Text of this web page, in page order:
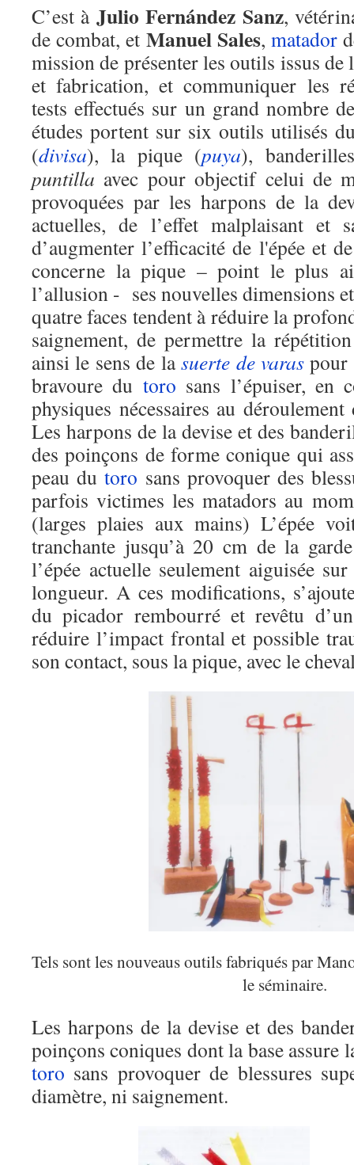
C’est à Julio Fernández Sanz,
de combat, et Manuel Sales,matador
mission de présenter les outils issus de
et fabrication, et communiquer les
tests effectués sur un grand nombre
études portent sur six outils utilisés
(divisa), la pique (puya),
puntilla avec pour objectif celui de
provoquées par les harpons de la
actuelles, de l’effet malplaisant et
d’augmenter l’efficacité de l'épée et
concerne la pique – point le plus
l’allusion - ses nouvelles dimensions
quatre faces tendent à réduire la
saignement, de permettre la
ainsi le sens de lasuerte de varas pour
bravoure du toro sans l’épuiser, en
physiques nécessaires au
Les harpons de la devise et des
des poinçons de forme conique qui
peau dutoro sans provoquer des
parfois victimes les matadors au
(larges plaies aux mains) L’épée
tranchante jusqu’à 20 cm de la
l’épée actuelle seulement aiguisée
longueur. A ces modifications,
du picador rembourré et revêtu
réduire l’impact frontal et possible
son contact, sous la pique, avec le
Tels sont les nouveaus outils fabriqués par
le séminaire.
Les harpons de la devise et des
poinçons coniques dont la base
toro sans provoquer de blessures
diamètre, ni saignement.